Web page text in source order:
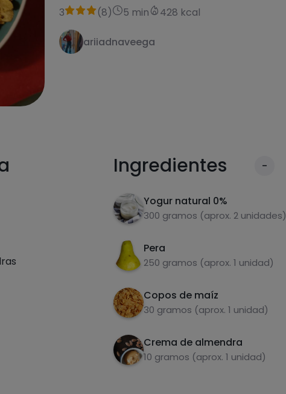
3 (8) 5 min 428 kcal
ariiadnaveega
Ingredientes -
Yogur natural 0%
300 gramos (aprox. 2 unidades)
Pera
250 gramos (aprox. 1 unidad)
Copos de maíz
30 gramos (aprox. 1 unidad)
Crema de almendra
10 gramos (aprox. 1 unidad)